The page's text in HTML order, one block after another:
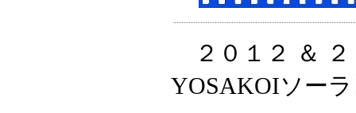
２０１２ ＆
YOSAKOIソー